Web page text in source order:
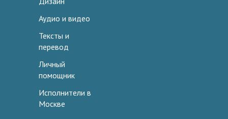
Аудио и видео
Тексты и
перевод
Личный
помощник
Исполнители в
Москве